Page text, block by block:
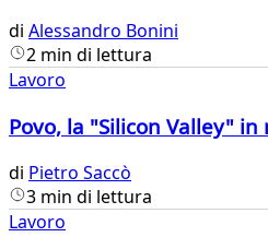
di Alessandro Bonini
2 min di lettura
Lavoro
Povo, la "Silicon Valley"
di Pietro Saccò
3 min di lettura
Lavoro